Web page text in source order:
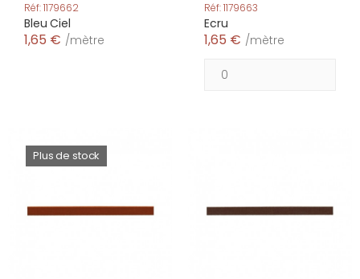
Réf: 1179662
Bleu Ciel
1,65 € /mètre
Réf: 1179663
Ecru
1,65 € /mètre
Plus de stock